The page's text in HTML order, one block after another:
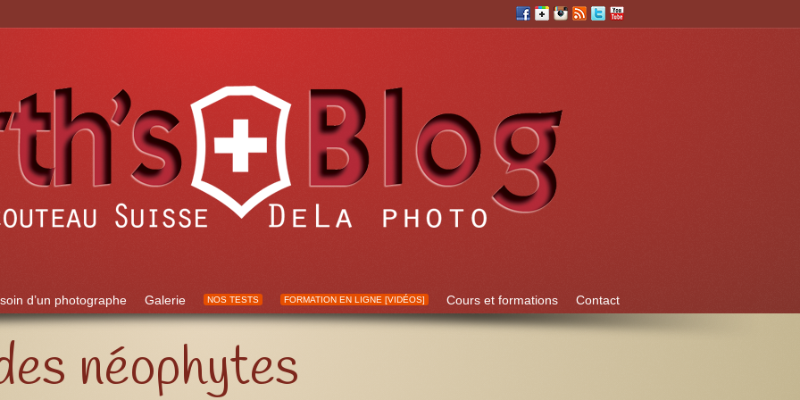
d’un photographe Galerie NOS TESTS FORMATION EN LIGNE [VIDÉOS] Cours et formations Contact
néophytes